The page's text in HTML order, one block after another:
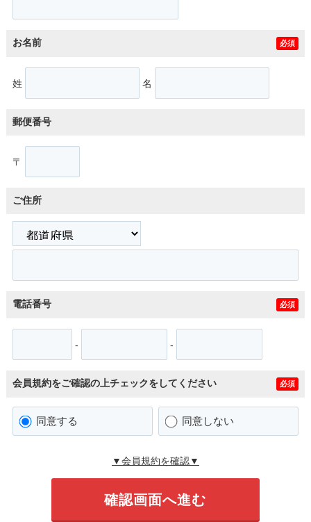
お名前 必須
姓 名
郵便番号
〒
ご住所
電話番号 必須
- -
会員規約をご確認の上チェックをしてください 必須
同意する 同意しない
▼会員規約を確認▼